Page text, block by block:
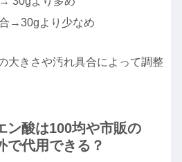
→30gより少なめ
大きさや汚れ具合によって調整
ン酸は100均や市販の
で代用できる？